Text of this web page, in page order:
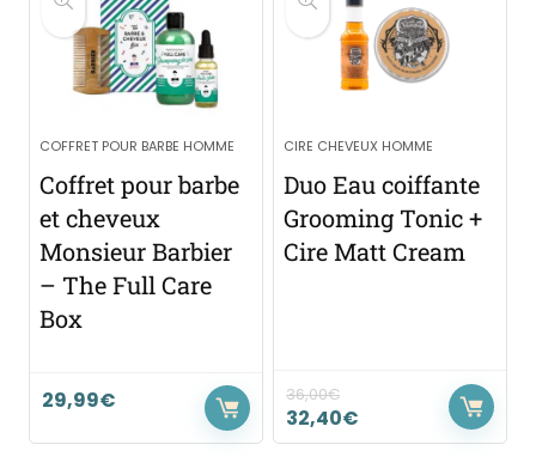
COFFRET POUR BARBE HOMME
Coffret pour barbe
et cheveux
Monsieur Barbier
– The Full Care
Box
29,99€
CIRE CHEVEUX HOMME
Duo Eau coiffante
Grooming Tonic +
Cire Matt Cream
36,00€
32,40€